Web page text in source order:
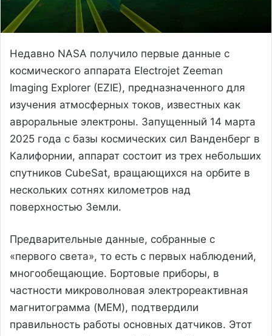
Недавно NASA получило первые данные с
космического аппарата Electrojet Zeeman
Imaging Explorer (EZIE), предназначенного для
изучения атмосферных токов, известных как
авроральные электроны. Запущенный 14 марта
2025 года с базы космических сил Ванденберг в
Калифорнии, аппарат состоит из трех небольших
спутников CubeSat, вращающихся на орбите в
нескольких сотнях километров над
поверхностью Земли.
Предварительные данные, собранные с
«первого света», то есть с первых наблюдений,
многообещающие. Бортовые приборы, в
частности микроволновая электрореактивная
магнитограмма (MEM), подтвердили
правильность работы основных датчиков. Этот